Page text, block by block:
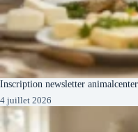
Inscription newsletter
4 juillet 2026